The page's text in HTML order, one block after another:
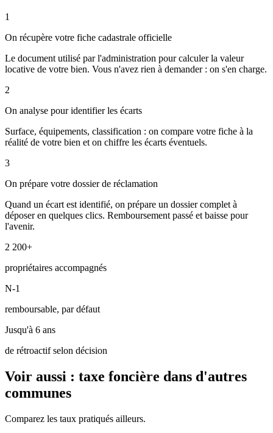
1
On récupère votre fiche cadastrale officielle
Le document utilisé par l'administration pour calculer la valeur
locative de votre bien. Vous n'avez rien à demander : on s'en charge.
2
On analyse pour identifier les écarts
Surface, équipements, classification : on compare votre fiche à la
réalité de votre bien et on chiffre les écarts éventuels.
3
On prépare votre dossier de réclamation
Quand un écart est identifié, on prépare un dossier complet à
déposer en quelques clics. Remboursement passé et baisse pour
l'avenir.
2 200+
propriétaires accompagnés
N-1
remboursable, par défaut
Jusqu'à 6 ans
de rétroactif selon décision
Voir aussi : taxe foncière dans d'autres
communes
Comparez les taux pratiqués ailleurs.